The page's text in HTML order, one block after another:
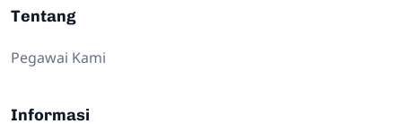
Tentang
Pegawai Kami
Informasi